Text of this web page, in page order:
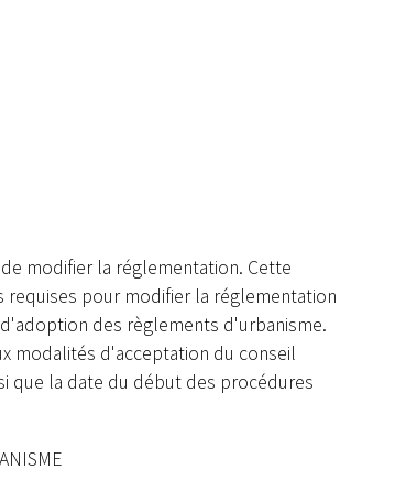
modifier la réglementation. Cette
pour modifier la réglementation
des règlements d'urbanisme.
modalités d'acceptation du conseil
que la date du début des procédures